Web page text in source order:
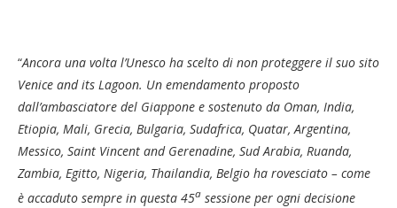
“Ancora una volta l’Unesco ha scelto di non proteggere il suo sito
Venice and its Lagoon. Un emendamento proposto
dall’ambasciatore del Giappone e sostenuto da Oman, India,
Etiopia, Mali, Grecia, Bulgaria, Sudafrica, Quatar, Argentina,
Messico, Saint Vincent and Gerenadine, Sud Arabia, Ruanda,
Zambia, Egitto, Nigeria, Thailandia, Belgio ha rovesciato – come
è accaduto sempre in questa 45a sessione per ogni decisione